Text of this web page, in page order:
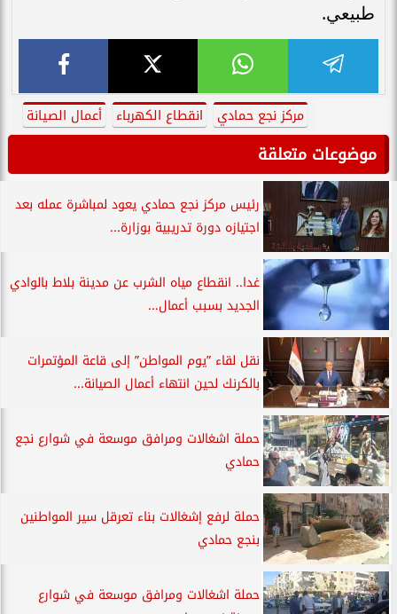
طبيعي.
مركز نجع حمادي انقطاع الكهرباء أعمال الصيانة
موضوعات متعلقة
رئيس مركز نجع حمادي يعود لمباشرة عمله بعد
اجتيازه دورة تدريبية بوزارة...
غدا.. انقطاع مياه الشرب عن مدينة بلاط بالوادي
الجديد بسبب أعمال...
نقل لقاء ”يوم المواطن” إلى قاعة المؤتمرات
بالكرنك لحين انتهاء أعمال الصيانة...
حملة اشغالات ومرافق موسعة في شوارع نجع
حمادي
حملة لرفع إشغالات بناء تعرقل سير المواطنين
بنجع حمادي
حملة اشغالات ومرافق موسعة في شوارع